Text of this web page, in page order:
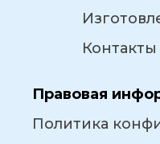
Контакты
Правовая
Политика